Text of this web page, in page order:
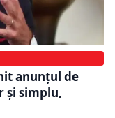
anunțul de
și simplu,